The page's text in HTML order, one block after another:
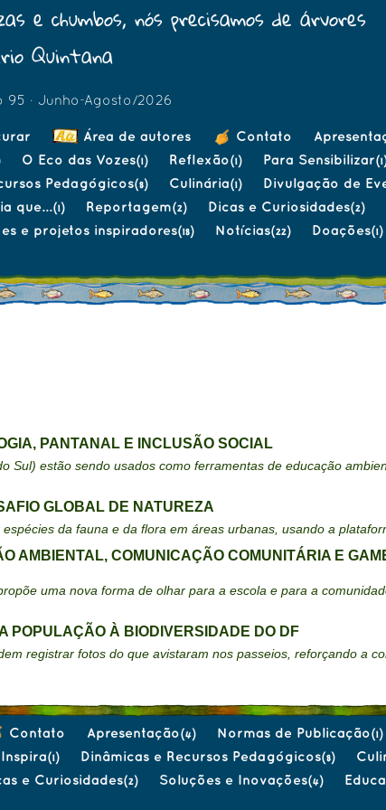
e chumbos, nós precisamos de árvores
Quintana
95 · Junho-Agosto/2026
Área de autores Contato
O Eco das Vozes(1) Reflexão(1) Para Sensibilizar(1)
Pedagógicos(8) Culinária(1) Divulgação de
que...(1) Reportagem(2) Dicas e Curiosidades(2)
e projetos inspiradores(18) Notícias(22) Doações(1)
PANTANAL E INCLUSÃO SOCIAL
estão sendo usados como ferramentas de educação
GLOBAL DE NATUREZA
da fauna e da flora em áreas urbanas, usando a
AMBIENTAL, COMUNICAÇÃO COMUNITÁRIA E
uma nova forma de olhar para a escola e para a
POPULAÇÃO À BIODIVERSIDADE DO DF
registrar fotos do que avistaram nos passeios, reforçando a
Contato Apresentação(4) Normas de Publicação(1)
(1) Dinâmicas e Recursos Pedagógicos(8)
e Curiosidades(2) Soluções e Inovações(4)